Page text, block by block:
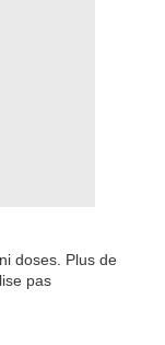
doses. Plus de
pas